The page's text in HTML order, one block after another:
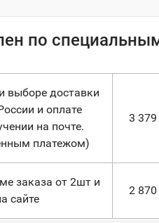
по
выборе доставки
и оплате
на почте.
платежом)
3 379
заказа от 2шт и
сайте
2 870